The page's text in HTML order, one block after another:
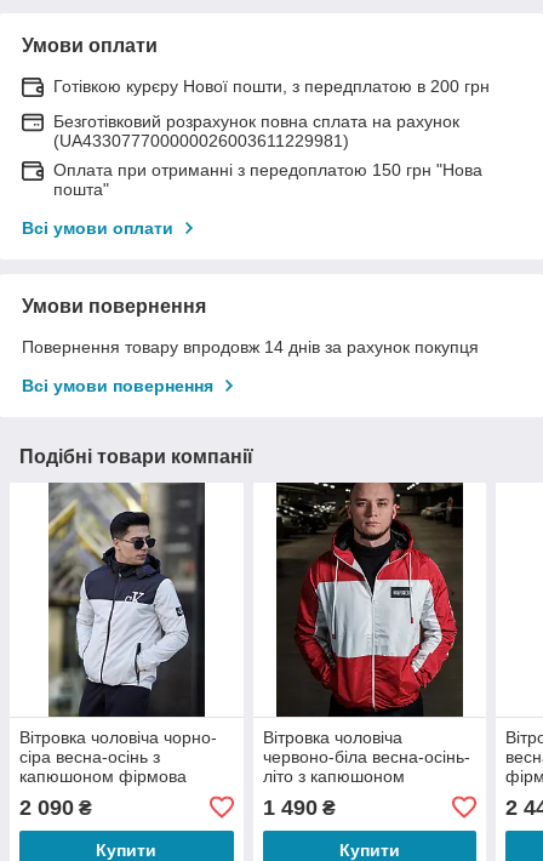
Умови оплати
Готівкою курєру Нової пошти, з передплатою в 200 грн
Безготівковий розрахунок повна сплата на рахунок
(UA433077700000026003611229981)
Оплата при отриманні з передоплатою 150 грн "Нова
пошта"
Всі умови оплати
Умови повернення
Повернення товару впродовж 14 днів за рахунок покупця
Всі умови повернення
Подібні товари компанії
Вітровка чоловіча чорно-
сіра весна-осінь з
капюшоном фірмова
2 090 ₴
Купити
Вітровка чоловіча
червоно-біла весна-осінь-
літо з капюшоном
1 490₴
Купити
2